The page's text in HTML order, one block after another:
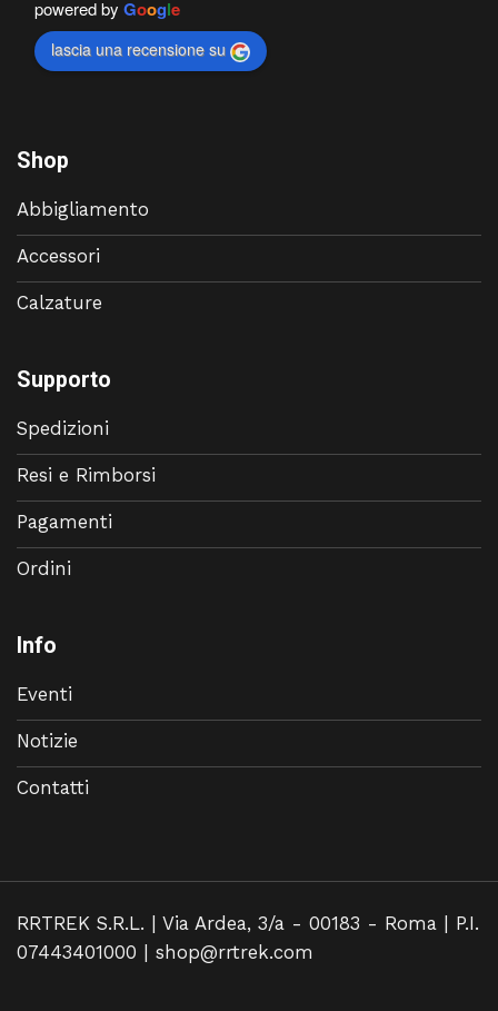
powered by Google
lascia una recensione su
Shop
Abbigliamento
Accessori
Calzature
Supporto
Spedizioni
Resi e Rimborsi
Pagamenti
Ordini
Info
Eventi
Notizie
Contatti
RRTREK S.R.L. | Via Ardea, 3/a - 00183 - Roma | P.I.
07443401000 | shop@rrtrek.com